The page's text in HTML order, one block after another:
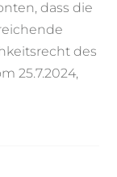
dass die
des
25.7.2024,